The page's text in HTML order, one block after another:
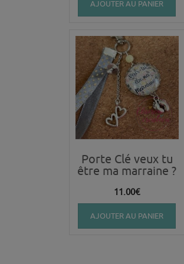
AJOUTER AU PANIER
Porte Clé veux tu
être ma marraine ?
11.00€
AJOUTER AU PANIER